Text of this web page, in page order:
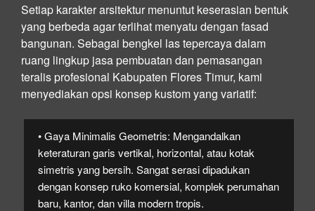
Setiap karakter arsitektur menuntut keserasian bentuk
yang berbeda agar terlihat menyatu dengan fasad
bangunan. Sebagai bengkel las tepercaya dalam
ruang lingkup jasa pembuatan dan pemasangan
teralis profesional Kabupaten Flores Timur, kami
menyediakan opsi konsep kustom yang variatif:
• Gaya Minimalis Geometris: Mengandalkan
keteraturan garis vertikal, horizontal, atau kotak
simetris yang bersih. Sangat serasi dipadukan
dengan konsep ruko komersial, komplek perumahan
baru, kantor, dan villa modern tropis.